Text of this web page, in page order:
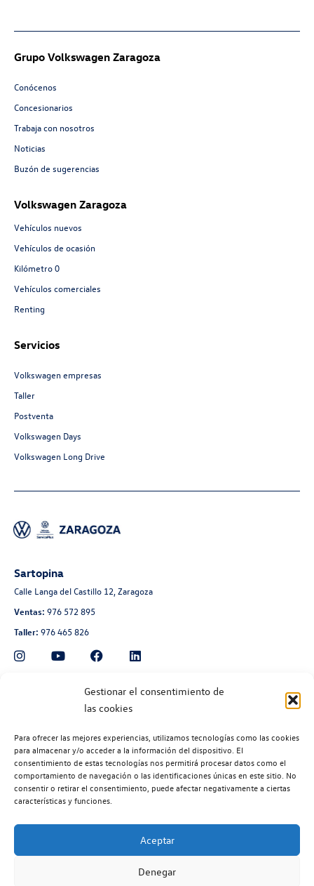
Gestionar el consentimiento de
las cookies
Para ofrecer las mejores experiencias, utilizamos tecnologías como las cookies
para almacenar y/o acceder a la información del dispositivo. El
consentimiento de estas tecnologías nos permitirá procesar datos como el
comportamiento de navegación o las identificaciones únicas en este sitio. No
consentir o retirar el consentimiento, puede afectar negativamente a ciertas
características y funciones.
Aceptar
Denegar
Grupo Volkswagen Zaragoza
Conócenos
Concesionarios
Trabaja con nosotros
Noticias
Buzón de sugerencias
Volkswagen Zaragoza
Vehículos nuevos
Vehículos de ocasión
Kilómetro 0
Vehículos comerciales
Renting
Servicios
Volkswagen empresas
Taller
Postventa
Volkswagen Days
Volkswagen Long Drive
Sartopina
Calle Langa del Castillo 12, Zaragoza
Ventas: 976 572 895
Taller: 976 465 826
Automoción Aragonesa
Avenida de Navarra 135, Zaragoza
Taller:976 300 563
Recambios:976 300 564
©2026 | Volkswagen Zaragoza| Aviso legal |Política de privacidad |
Política de cookies |Código ético |